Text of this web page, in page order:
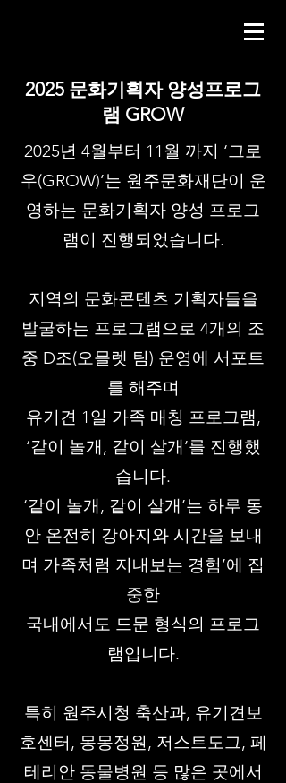
2025 문화기획자 양성프로그
램 GROW
2025년 4월부터 11월 까지 ‘그로
우(GROW)’는 원주문화재단이 운
영하는 문화기획자 양성 프로그
램이 진행되었습니다.
지역의 문화콘텐츠 기획자들을
발굴하는 프로그램으로 4개의 조
중 D조(오믈렛 팀) 운영에 서포트
를 해주며
유기견 1일 가족 매칭 프로그램,
‘같이 놀개, 같이 살개’를 진행했
습니다.
‘같이 놀개, 같이 살개’는 하루 동
안 온전히 강아지와 시간을 보내
며 가족처럼 지내보는 경험’에 집
중한
국내에서도 드문 형식의 프로그
램입니다.
특히 원주시청 축산과, 유기견보
호센터, 몽몽정원, 저스트도그, 페
테리안 동물병원 등 많은 곳에서